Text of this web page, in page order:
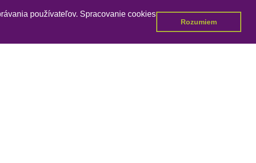
používateľov. Spracovanie cookies
Rozumiem